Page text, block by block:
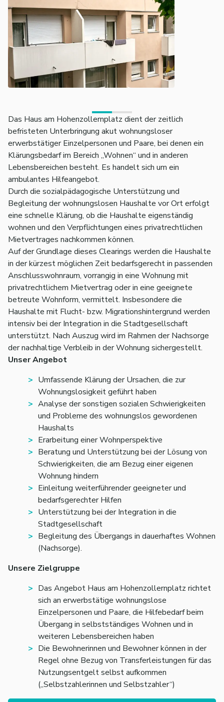
Das Haus am Hohenzollernplatz dient der zeitlich
befristeten Unterbringung akut wohnungsloser
erwerbstätiger Einzelpersonen und Paare, bei denen ein
Klärungsbedarf im Bereich „Wohnen“ und in anderen
Lebensbereichen besteht. Es handelt sich um ein
ambulantes Hilfeangebot.
Durch die sozialpädagogische Unterstützung und
Begleitung der wohnungslosen Haushalte vor Ort erfolgt
eine schnelle Klärung, ob die Haushalte eigenständig
wohnen und den Verpflichtungen eines privatrechtlichen
Mietvertrages nachkommen können.
Auf der Grundlage dieses Clearings werden die Haushalte
in der kürzest möglichen Zeit bedarfsgerecht in passenden
Anschlusswohnraum, vorrangig in eine Wohnung mit
privatrechtlichem Mietvertrag oder in eine geeignete
betreute Wohnform, vermittelt. Insbesondere die
Haushalte mit Flucht- bzw. Migrationshintergrund werden
intensiv bei der Integration in die Stadtgesellschaft
unterstützt. Nach Auszug wird im Rahmen der Nachsorge
der nachhaltige Verbleib in der Wohnung sichergestellt.
Unser Angebot
Umfassende Klärung der Ursachen, die zur
Wohnungslosigkeit geführt haben
Analyse der sonstigen sozialen Schwierigkeiten
und Probleme des wohnungslos gewordenen
Haushalts
Erarbeitung einer Wohnperspektive
Beratung und Unterstützung bei der Lösung von
Schwierigkeiten, die am Bezug einer eigenen
Wohnung hindern
Einleitung weiterführender geeigneter und
bedarfsgerechter Hilfen
Unterstützung bei der Integration in die
Stadtgesellschaft
Begleitung des Übergangs in dauerhaftes Wohnen
(Nachsorge).
Unsere Zielgruppe
Das Angebot Haus am Hohenzollernplatz richtet
sich an erwerbstätige wohnungslose
Einzelpersonen und Paare, die Hilfebedarf beim
Übergang in selbstständiges Wohnen und in
weiteren Lebensbereichen haben
Die Bewohnerinnen und Bewohner können in der
Regel ohne Bezug von Transferleistungen für das
Nutzungsentgelt selbst aufkommen
(„Selbstzahlerinnen und Selbstzahler“)